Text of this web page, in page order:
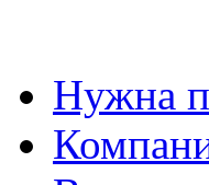
Нужна